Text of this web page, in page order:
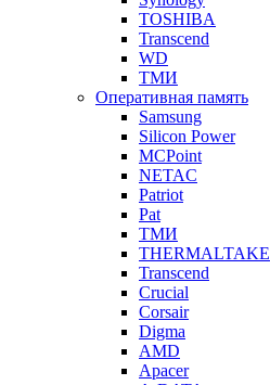
TOSHIBA
Transcend
WD
ТМИ
Оперативная память
Samsung
Silicon Power
MCPoint
NETAC
Patriot
Pat
ТМИ
THERMALTAKE
Transcend
Crucial
Corsair
Digma
AMD
Apacer